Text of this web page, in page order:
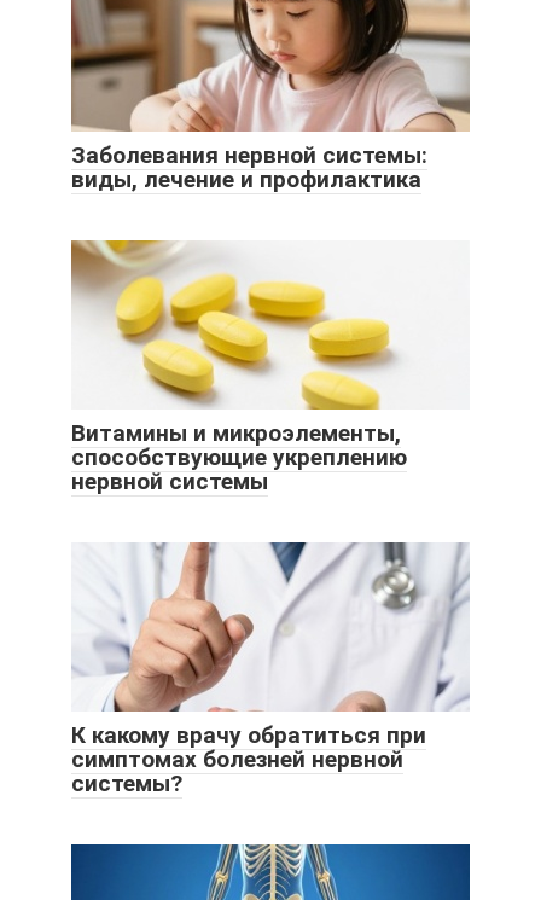
Заболевания нервной системы:
виды, лечение и профилактика
Витамины и микроэлементы,
способствующие укреплению
нервной системы
К какому врачу обратиться при
симптомах болезней нервной
системы?